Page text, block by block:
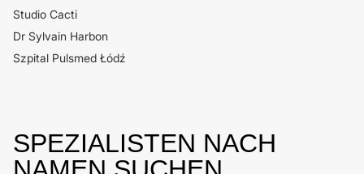
Studio Cacti
Dr Sylvain Harbon
Szpital Pulsmed Łódź
SPEZIALISTEN NACH